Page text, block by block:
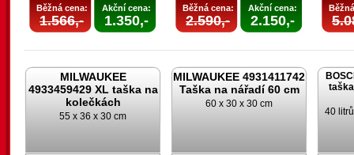
Běžná cena:
1.566,-
Akční cena:
1.350,-
Běžná cena:
2.590,-
Akční cena:
2.150,-
MILWAUKEE
4933459429 XL taška na
kolečkách
55 x 36 x 30 cm
MILWAUKEE 4931411742
Taška na nářadí 60 cm
60 x 30 x 30 cm
40